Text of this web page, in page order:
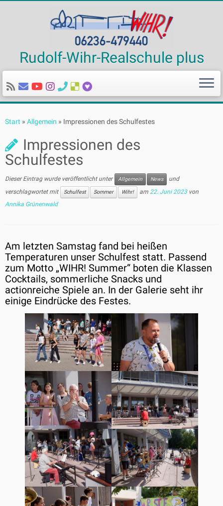
Inhalt
Rudolf-Wihr-Realschule plus
Start » Allgemein » Impressionen des Schulfestes
Impressionen des
Schulfestes
Dieser Eintrag wurde veröffentlicht unter Allgemein News
und
verschlagwortet mit
Schulfest Sommer Wihr! am 22. Juni 2023 von
Annika Grünenwald
Am letzten Samstag fand bei heißen
Temperaturen unser Schulfest statt. Passend
zum Motto „WIHR! Summer“ boten die Klassen
Cocktails, sommerliche Snacks und
actionreiche Spiele an. In der Galerie seht ihr
einige Eindrücke des Festes.